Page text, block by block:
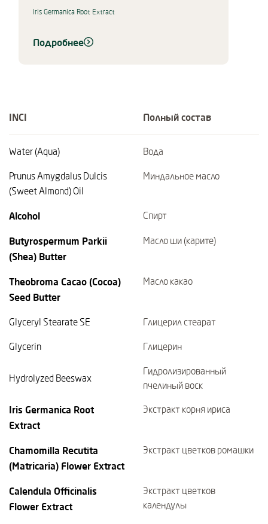
Iris Germanica Root Extract
Подробнее
INCI Полный состав
Water (Aqua) Вода
Prunus Amygdalus Dulcis
(Sweet Almond) Oil
Миндальное масло
Alcohol Спирт
Butyrospermum Parkii
(Shea) Butter
Масло ши (карите)
Theobroma Cacao (Cocoa)
Seed Butter
Масло какао
Glyceryl Stearate SE Глицерил стеарат
Glycerin Глицерин
Hydrolyzed Beeswax
Гидролизированный
пчелиный воск
Iris Germanica Root
Extract
Экстракт корня ириса
Chamomilla Recutita
(Matricaria) Flower Extract
Экстракт цветков ромашки
Calendula Officinalis
Flower Extract
Экстракт цветков
календулы